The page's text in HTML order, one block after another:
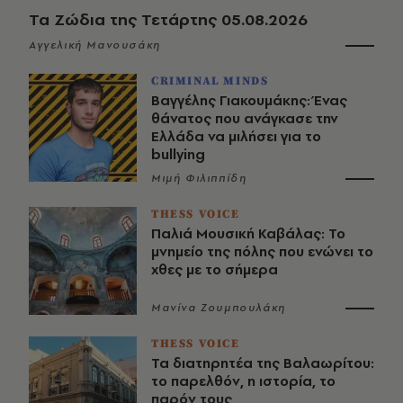
Τα Ζώδια της Τετάρτης 05.08.2026
Αγγελική Μανουσάκη
CRIMINAL MINDS
Βαγγέλης Γιακουμάκης: Ένας
θάνατος που ανάγκασε την
Ελλάδα να μιλήσει για το
bullying
Μιμή Φιλιππίδη
THESS VOICE
Παλιά Μουσική Καβάλας: Το
μνημείο της πόλης που ενώνει το
χθες με το σήμερα
Μανίνα Ζουμπουλάκη
THESS VOICE
Τα διατηρητέα της Βαλαωρίτου:
το παρελθόν, η ιστορία, το
παρόν τους